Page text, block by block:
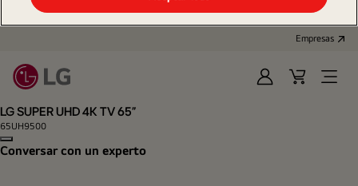
Empresas
IniciarCart
Open
LG SUPER UHD 4K TV 65"
65UH9500
Copy model name
Conversar con un experto